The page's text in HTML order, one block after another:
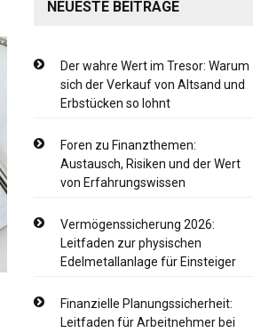
NEUESTE BEITRÄGE
Der wahre Wert im Tresor: Warum
sich der Verkauf von Altsand und
Erbstücken so lohnt
Foren zu Finanzthemen:
Austausch, Risiken und der Wert
von Erfahrungswissen
Vermögenssicherung 2026:
Leitfaden zur physischen
Edelmetallanlage für Einsteiger
Finanzielle Planungssicherheit:
Leitfaden für Arbeitnehmer bei